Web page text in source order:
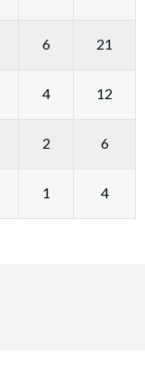
6 21
4 12
2 6
1 4